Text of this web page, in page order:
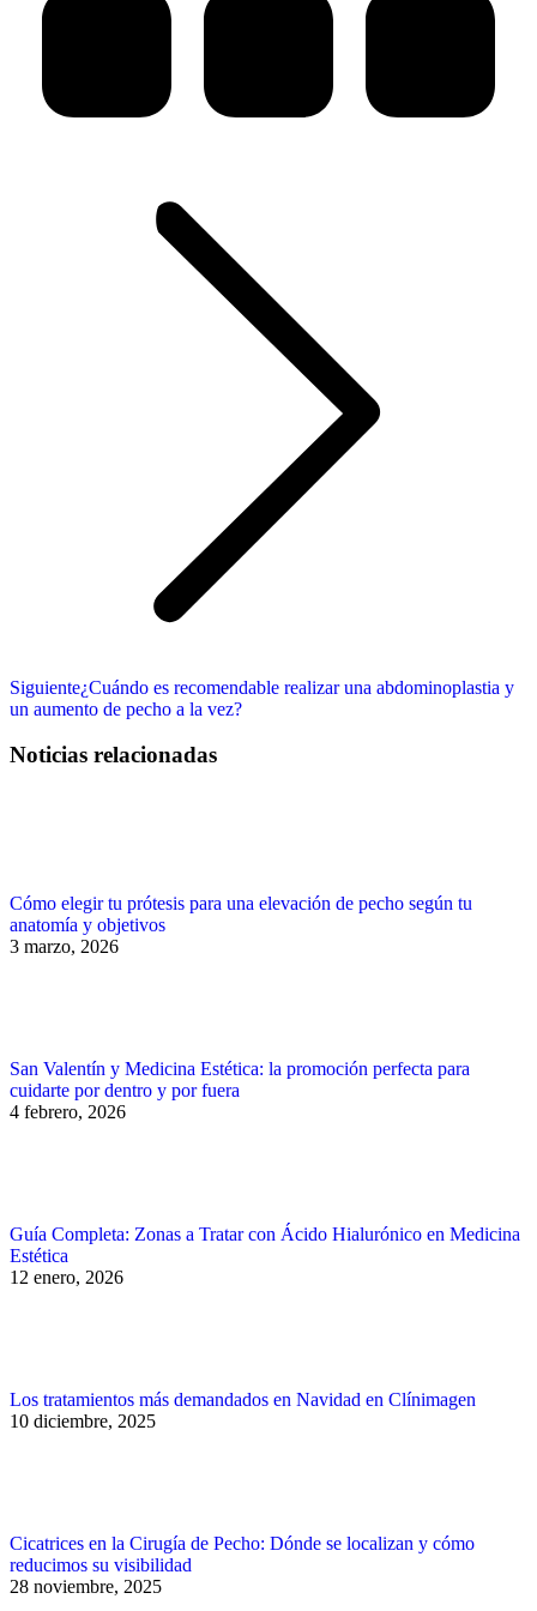
SiguientePublicación
siguiente:
¿Cuándo es recomendable realizar una abdominoplastia y
un aumento de pecho a la vez?
Noticias relacionadas
Cómo elegir tu prótesis para una elevación de pecho según tu
anatomía y objetivos
3 marzo, 2026
San Valentín y Medicina Estética: la promoción perfecta para
cuidarte por dentro y por fuera
4 febrero, 2026
Guía Completa: Zonas a Tratar con Ácido Hialurónico en Medicina
Estética
12 enero, 2026
Los tratamientos más demandados en Navidad en Clínimagen
10 diciembre, 2025
Cicatrices en la Cirugía de Pecho: Dónde se localizan y cómo
reducimos su visibilidad
28 noviembre, 2025